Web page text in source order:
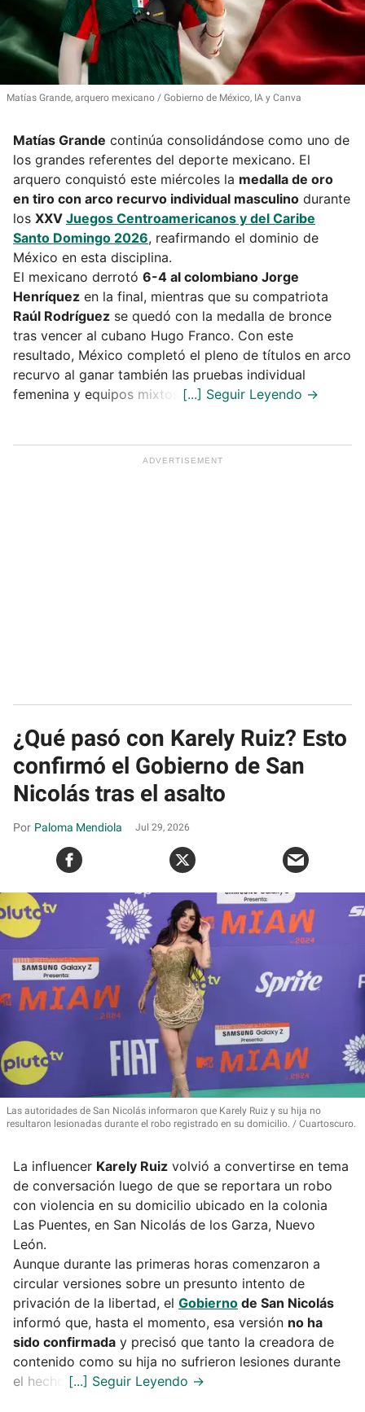
Matías Grande, arquero mexicano Gobierno de México, IA y Canva
Matías Grande continúa consolidándose como uno de
los grandes referentes del deporte mexicano. El
arquero conquistó este miércoles la medalla de oro
en tiro con arco recurvo individual masculino durante
los XXV Juegos Centroamericanos y del Caribe
Santo Domingo 2026, reafirmando el dominio de
México en esta disciplina.
El mexicano derrotó 6-4 al colombiano Jorge
Henríquez en la final, mientras que su compatriota
Raúl Rodríguez se quedó con la medalla de bronce
tras vencer al cubano Hugo Franco. Con este
resultado, México completó el pleno de títulos en arco
recurvo al ganar también las pruebas individual
femenina y equipos mixtos.
¿Qué pasó con Karely Ruiz? Esto
confirmó el Gobierno de San
Nicolás tras el asalto
Paloma Mendiola Jul 29, 2026
Las autoridades de San Nicolás informaron que Karely Ruiz y su hija no
resultaron lesionadas durante el robo registrado en su domicilio.
Cuartoscuro.
La influencer Karely Ruiz volvió a convertirse en tema
de conversación luego de que se reportara un robo
con violencia en su domicilio ubicado en la colonia
Las Puentes, en San Nicolás de los Garza, Nuevo
León.
Aunque durante las primeras horas comenzaron a
circular versiones sobre un presunto intento de
privación de la libertad, el Gobierno de San Nicolás
informó que, hasta el momento, esa versión no ha
sido confirmada y precisó que tanto la creadora de
contenido como su hija no sufrieron lesiones durante
el hecho.